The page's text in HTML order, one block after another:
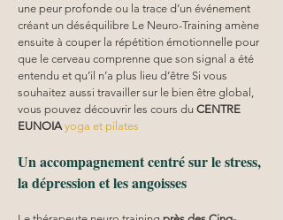
une peur profonde ou la trace d’un événement
créant un déséquilibre Le Neuro-Training amène
ensuite à couper la répétition émotionnelle pour
que le cerveau comprenne que son signal a été
entendu et qu’il n’a plus lieu d’être Si vous
souhaitez aussi travailler sur le bien être global,
vous pouvez découvrir les cours du CENTRE
EUNOIA yoga et pilates
Un accompagnement centré sur le stress,
la dépression et les angoisses